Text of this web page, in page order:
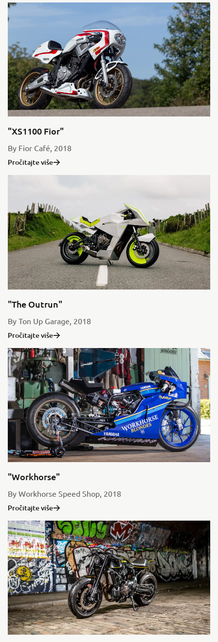
"XS1100 Fior"
By Fior Café, 2018
Pročitajte više
"The Outrun"
By Ton Up Garage, 2018
Pročitajte više
"Workhorse"
By Workhorse Speed Shop, 2018
Pročitajte više